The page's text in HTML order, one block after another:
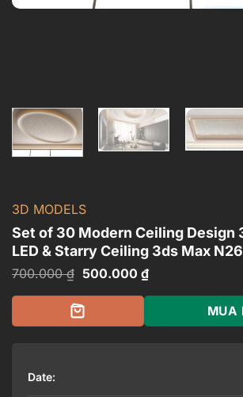
3D MODELS
Set of 30 Modern Ceiling Design
LED & Starry Ceiling 3ds Max
700.000₫ Giá
là:
700.000 ₫.
500.000 ₫Giá
hiện
tại
500.000 ₫.
MUA
Date: